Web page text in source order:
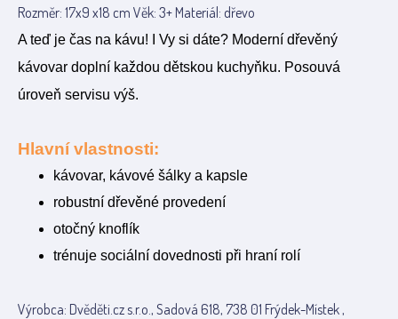
Rozměr: 17x9 x18 cm Věk: 3+ Materiál: dřevo
A teď je čas na kávu! I Vy si dáte? Moderní dřevěný
kávovar doplní každou dětskou kuchyňku. Posouvá
úroveň servisu výš.
Hlavní vlastnosti:
kávovar, kávové šálky a kapsle
robustní dřevěné provedení
otočný knoflík
trénuje sociální dovednosti při hraní rolí
Výrobca: Dvěděti.cz s.r.o., Sadová 618, 738 01 Frýdek-Místek ,